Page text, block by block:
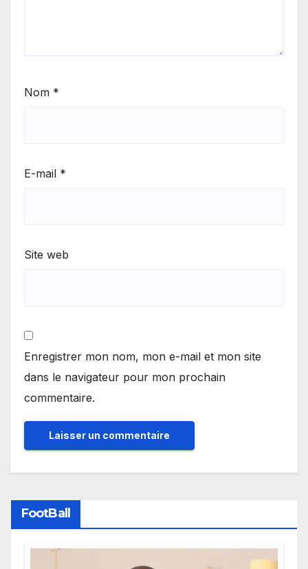
Nom *
E-mail *
Site web
Enregistrer mon nom, mon e-mail et mon site
dans le navigateur pour mon prochain
commentaire.
FootBall